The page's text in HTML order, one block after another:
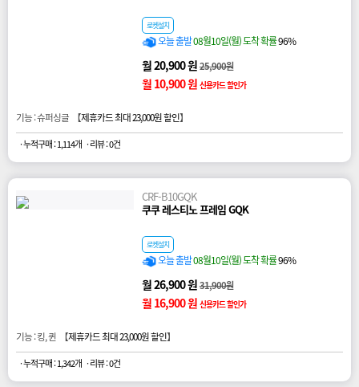
로켓설치
오늘 출발08월10일(월) 도착 확률96%
월 20,900 원25,900원
월 10,900 원 신용카드 할인가
기능 : 슈퍼싱글 【제휴카드 최대 23,000원 할인】
· 누적구매 : 1,114개 · 리뷰 : 0건
CRF-B10GQK
쿠쿠 레스티노 프레임 GQK
로켓설치
오늘 출발08월10일(월) 도착 확률96%
월 26,900 원31,900원
월 16,900 원 신용카드 할인가
기능 : 킹, 퀸 【제휴카드 최대 23,000원 할인】
· 누적구매 : 1,342개 · 리뷰 : 0건